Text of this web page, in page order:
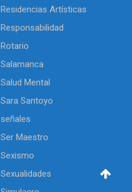
Residencias Artísticas
Responsabilidad
Rotario
Salamanca
Salud Mental
Sara Santoyo
señales
Ser Maestro
Sexismo
Sexualidades